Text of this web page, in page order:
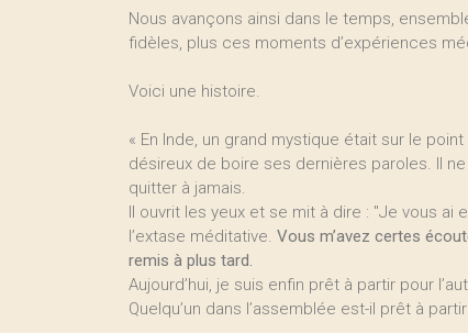
Nous avançons ainsi dans le temps,
fidèles, plus ces moments d’expériences
Voici une histoire.
« En Inde, un grand mystique était sur le
désireux de boire ses dernières paroles. Il
quitter à jamais.
Il ouvrit les yeux et se mit à dire : "Je vous ai
l’extase méditative. Vous m’avez certes
remis à plus tard.
Aujourd’hui, je suis enfin prêt à partir pour
Quelqu’un dans l’assemblée est-il prêt à